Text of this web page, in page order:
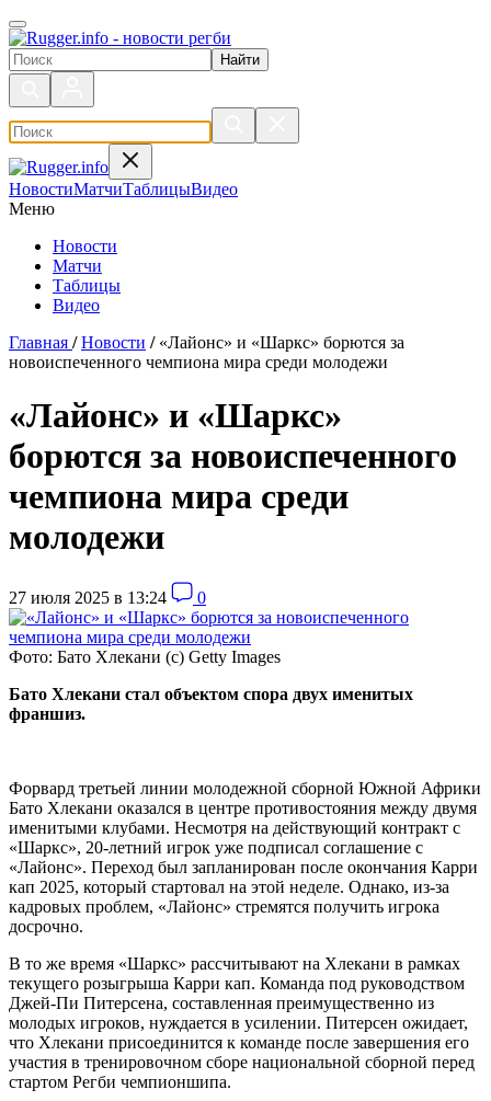
Поиск по сайту
НовостиМатчиТаблицыВидео
Меню
Новости
Матчи
Таблицы
Видео
Главная / Новости / «Лайонс» и «Шаркс» борются за
новоиспеченного чемпиона мира среди молодежи
«Лайонс» и «Шаркс»
борются за новоиспеченного
чемпиона мира среди
молодежи
27 июля 2025 в 13:24 0
Фото: Бато Хлекани (с) Getty Images
Бато Хлекани стал объектом спора двух именитых
франшиз.
Форвард третьей линии молодежной сборной Южной Африки
Бато Хлекани оказался в центре противостояния между двумя
именитыми клубами. Несмотря на действующий контракт с
«Шаркс», 20-летний игрок уже подписал соглашение с
«Лайонс». Переход был запланирован после окончания Карри
кап 2025, который стартовал на этой неделе. Однако, из-за
кадровых проблем, «Лайонс» стремятся получить игрока
досрочно.
В то же время «Шаркс» рассчитывают на Хлекани в рамках
текущего розыгрыша Карри кап. Команда под руководством
Джей-Пи Питерсена, составленная преимущественно из
молодых игроков, нуждается в усилении. Питерсен ожидает,
что Хлекани присоединится к команде после завершения его
участия в тренировочном сборе национальной сборной перед
стартом Регби чемпионшипа.